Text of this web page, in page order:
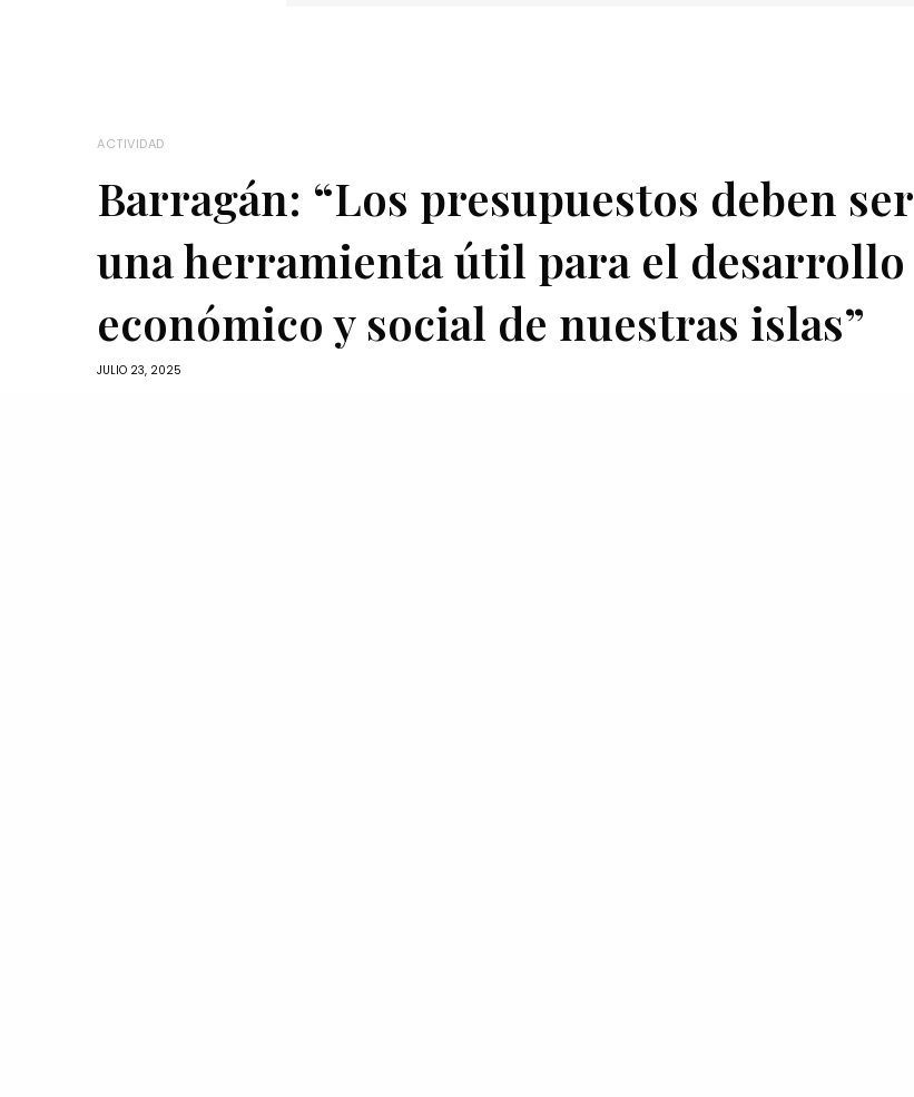
ACTIVIDAD
Barragán: “Los presupuestos deben ser
una herramienta útil para el desarrollo
económico y social de nuestras islas”
JULIO 23, 2025